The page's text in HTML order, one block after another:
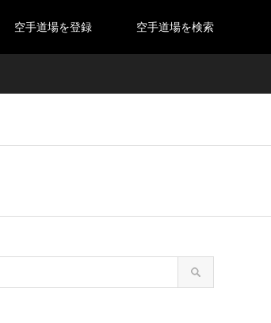
空手道場を登録 空手道場を検索